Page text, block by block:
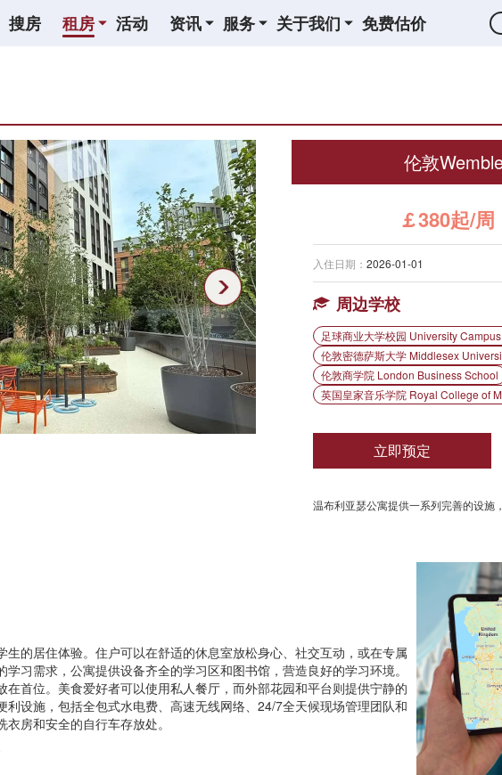
搜房 租房 活动 资讯 服务 关于我们 免费估价
伦敦
￡380起/周
入住日期： 2026-01-01
周边学校
足球商业大学校园 University
伦敦密德萨斯大学 Middlesex
伦敦商学院 London Business School
英国皇家音乐学院 Royal College of
立即预定
温布利亚瑟公寓提供一系列完善的设施
的居住体验。住户可以在舒适的休息室放松身心、社交互动，或在专属
习需求，公寓提供设备齐全的学习区和图书馆，营造良好的学习环境。
首位。美食爱好者可以使用私人餐厅，而外部花园和平台则提供宁静的
设施，包括全包式水电费、高速无线网络、24/7全天候现场管理团队和
房和安全的自行车存放处。